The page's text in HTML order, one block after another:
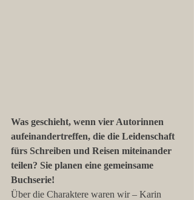
Was geschieht, wenn vier Autorinnen
aufeinandertreffen, die die Leidenschaft
fürs Schreiben und Reisen miteinander
teilen? Sie planen eine gemeinsame
Buchserie!
Über die Charaktere waren wir – Karin